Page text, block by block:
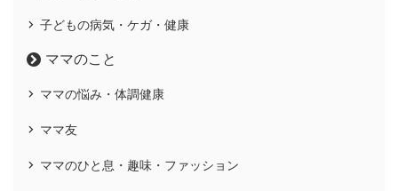
子どもの病気・ケガ・健康
ママのこと
ママの悩み・体調健康
ママ友
ママのひと息・趣味・ファッション